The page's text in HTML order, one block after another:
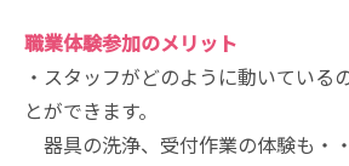
職業体験参加のメリット
・スタッフがどのように動いている
とができます。
器具の洗浄、受付作業の体験も・